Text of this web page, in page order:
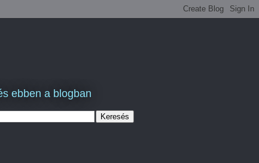
ebben a blogban